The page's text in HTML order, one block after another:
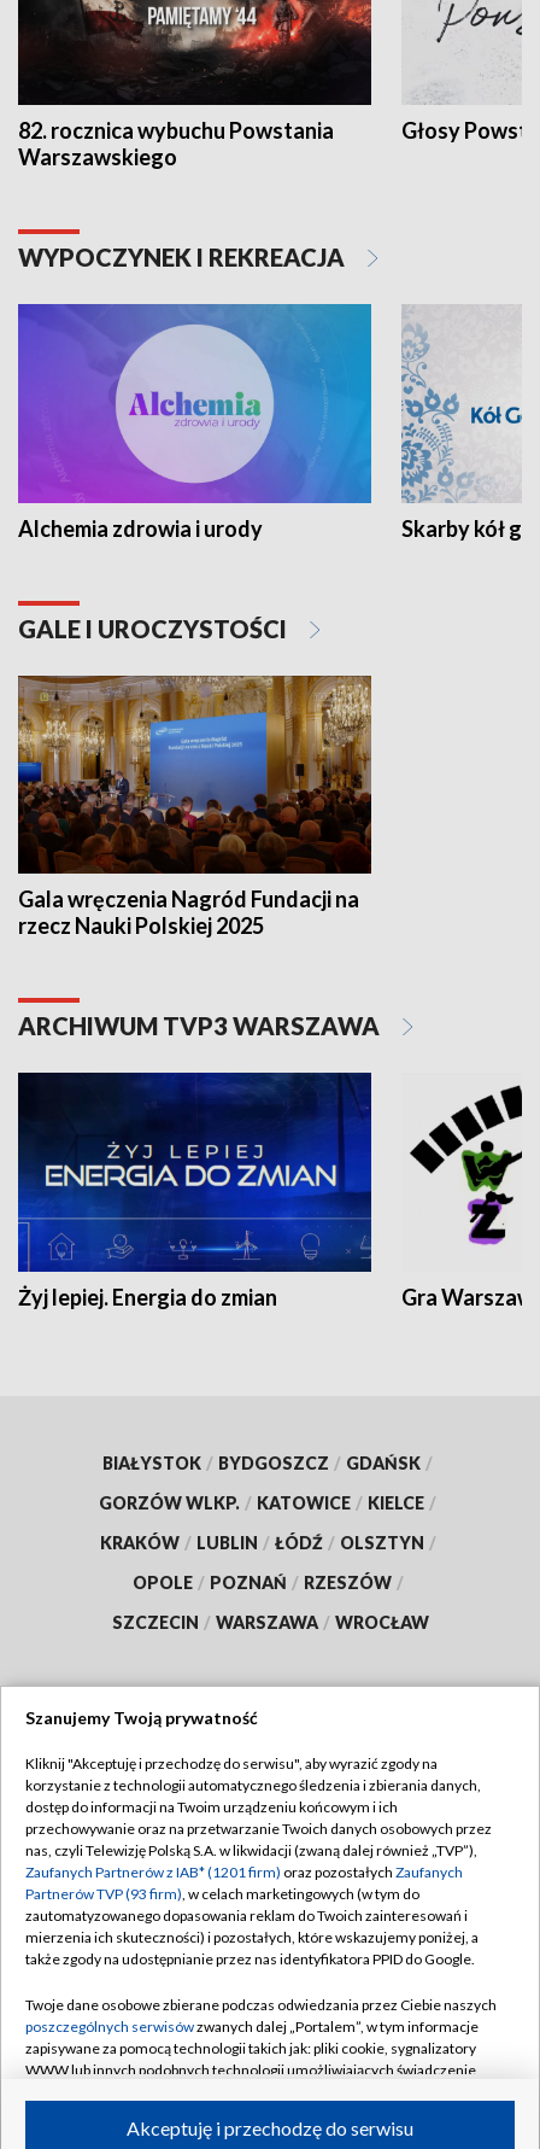
82. rocznica wybuchu Powstania
Warszawskiego
Głosy
WYPOCZYNEK I REKREACJA
Alchemia zdrowia i urody Skarby kół
GALE I UROCZYSTOŚCI
Gala wręczenia Nagród Fundacji na
rzecz Nauki Polskiej 2025
ARCHIWUM TVP3 WARSZAWA
Żyj lepiej. Energia do zmian Gra
BIAŁYSTOK / BYDGOSZCZ / GDAŃSK /
GORZÓW WLKP. / KATOWICE / KIELCE /
KRAKÓW / LUBLIN / ŁÓDŹ / OLSZTYN /
OPOLE / POZNAŃ / RZESZÓW /
SZCZECIN / WARSZAWA / WROCŁAW
TVP
Abonament TVP
Emisja w TVP
Centrum informacji TVP
Naziemna Telewizja Cyfrowa
Rada Programowa
System NOS
Informacje o nadawcy
Program dla prasy
Regulamin TVP
Polityka prywatności
Moje zgody
Pomoc
Kontakt
Kanały
Szanujemy Twoją prywatność
Kliknij "Akceptuję i przechodzę do serwisu", aby wyrazić zgody na
korzystanie z technologii automatycznego śledzenia i zbierania danych,
dostęp do informacji na Twoim urządzeniu końcowym i ich
przechowywanie oraz na przetwarzanie Twoich danych osobowych przez
nas, czyli Telewizję Polską S.A. w likwidacji (zwaną dalej również „TVP”),
Zaufanych Partnerów z IAB* (1201 firm) oraz pozostałych Zaufanych
Partnerów TVP (93 firm), w celach marketingowych (w tym do
zautomatyzowanego dopasowania reklam do Twoich zainteresowań i
mierzenia ich skuteczności) i pozostałych, które wskazujemy poniżej, a
także zgody na udostępnianie przez nas identyfikatora PPID do Google.
Twoje dane osobowe zbierane podczas odwiedzania przez Ciebie naszych
poszczególnych serwisówzwanych dalej „Portalem”, w tym informacje
zapisywane za pomocą technologii takich jak: pliki cookie, sygnalizatory
WWW lub innych podobnych technologii umożliwiających świadczenie
ruchu w Internecie.Akceptuję i przechodzę do serwisu